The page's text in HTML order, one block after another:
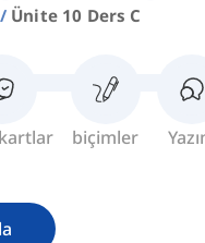
Ünite 10 Ders C
biçimler